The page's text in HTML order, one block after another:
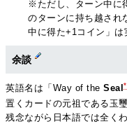
※ただし、ターン中に
のターンに持ち越され
中に得た+1コイン」は
余談
英語名は「Way of theSeal
置くカードの元祖である玉
残念ながら日本語では全く